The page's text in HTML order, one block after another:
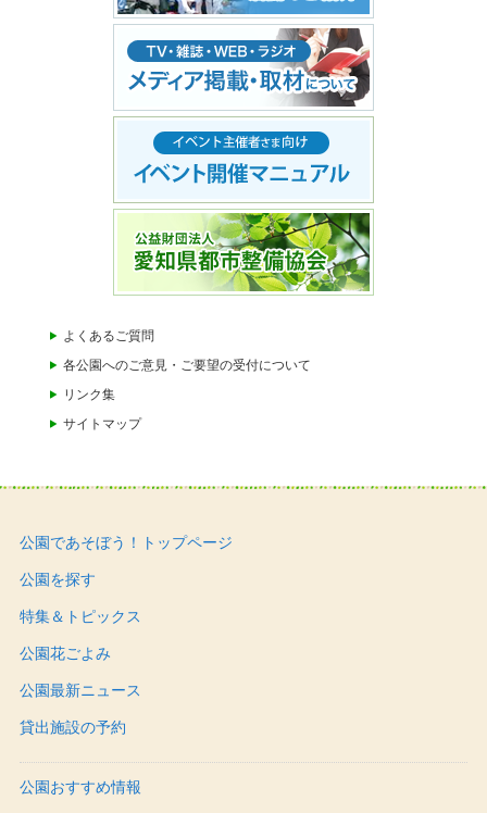
よくあるご質問
各公園へのご意見・ご要望の受付について
リンク集
サイトマップ
公園であそぼう！トップページ
公園を探す
特集＆トピックス
公園花ごよみ
公園最新ニュース
貸出施設の予約
公園おすすめ情報